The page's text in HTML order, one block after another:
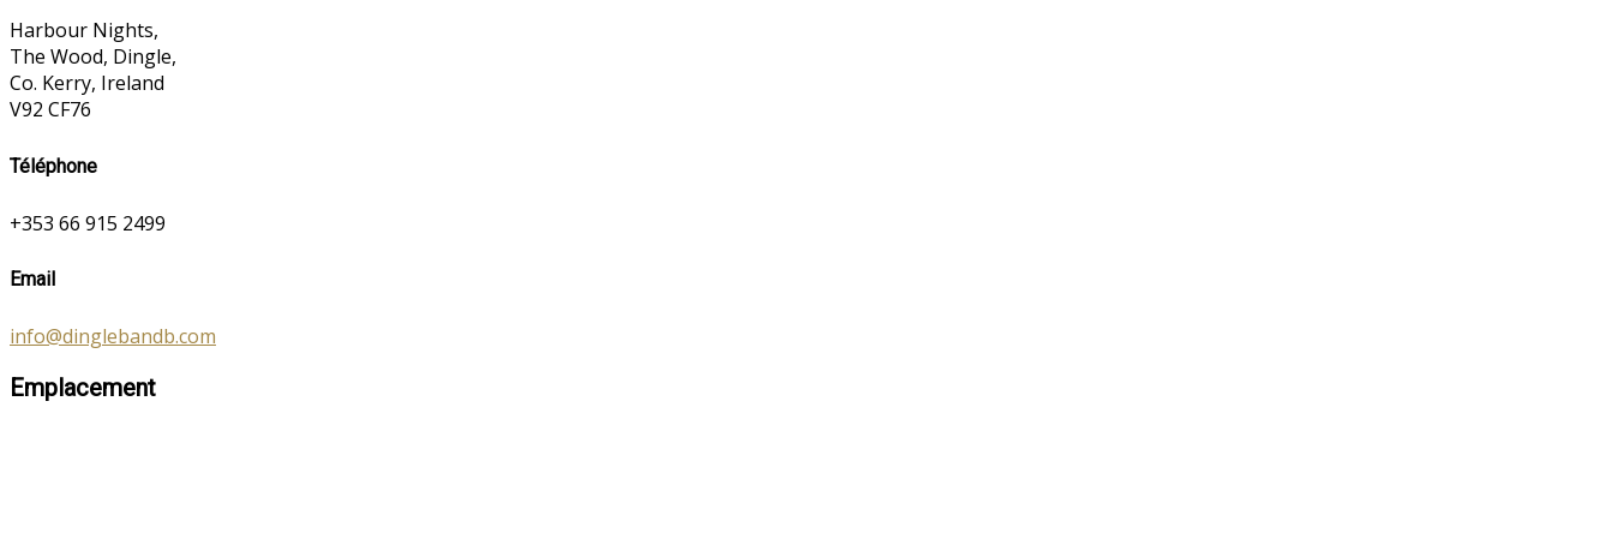
Harbour Nights,
The Wood, Dingle,
Co. Kerry, Ireland
V92 CF76
Téléphone
+353 66 915 2499
Email
info@dinglebandb.com
Emplacement